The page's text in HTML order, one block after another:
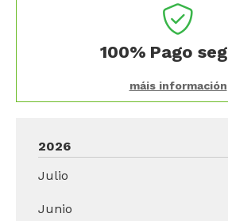
100% Pago
máis información
2026
Julio
Junio